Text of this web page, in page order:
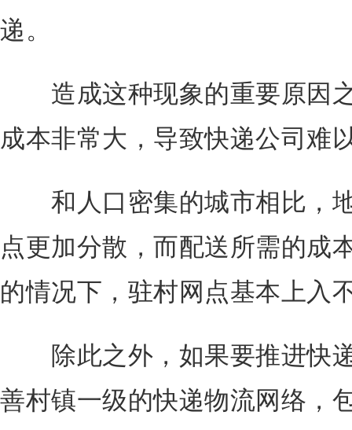
递。
造成这种现象的重要原因
成本非常大，导致快递公司难
和人口密集的城市相比，
点更加分散，而配送所需的成
的情况下，驻村网点基本上入
除此之外，如果要推进快
善村镇一级的快递物流网络，